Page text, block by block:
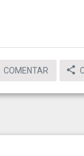
COMENTAR